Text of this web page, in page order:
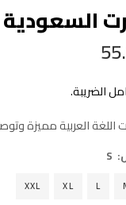
الضريبة.
S
L
XL
XXL